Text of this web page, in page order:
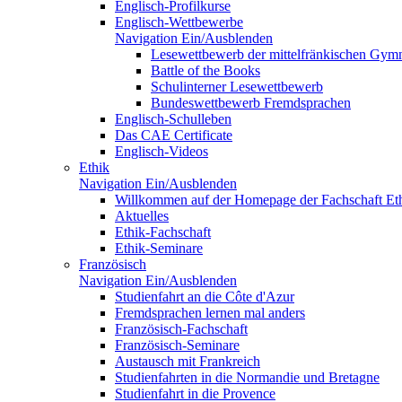
Englisch-Profilkurse
Englisch-Wettbewerbe
Navigation Ein/Ausblenden
Lesewettbewerb der mittelfränkischen
Battle of the Books
Schulinterner Lesewettbewerb
Bundeswettbewerb Fremdsprachen
Englisch-Schulleben
Das CAE Certificate
Englisch-Videos
Ethik
Navigation Ein/Ausblenden
Willkommen auf der Homepage der Fachschaft
Aktuelles
Ethik-Fachschaft
Ethik-Seminare
Französisch
Navigation Ein/Ausblenden
Studienfahrt an die Côte d'Azur
Fremdsprachen lernen mal anders
Französisch-Fachschaft
Französisch-Seminare
Austausch mit Frankreich
Studienfahrten in die Normandie und Bretagne
Studienfahrt in die Provence